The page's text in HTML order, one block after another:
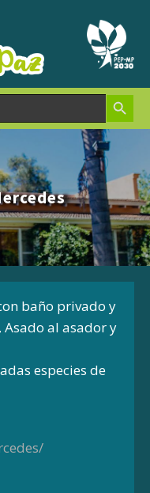
Search Button
baño privado y
Asado al asador y
especies de